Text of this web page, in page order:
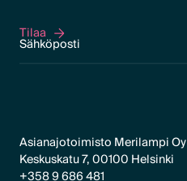
Tilaa
Tilaa
Asianajotoimisto Merilampi Oy
Keskuskatu 7, 00100 Helsinki
+358 9 686 481